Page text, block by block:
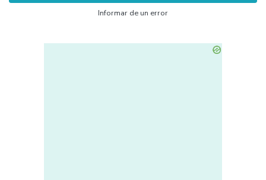
Informar de un error